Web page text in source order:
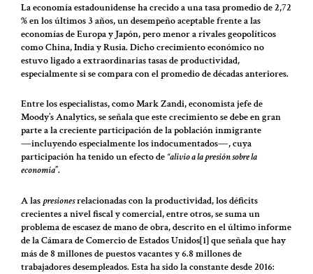
La economía estadounidense ha crecido a una tasa promedio de 2,72
% en los últimos 3 años, un desempeño aceptable frente a las
economías de Europa y Japón, pero menor a rivales geopolíticos
como China, India y Rusia. Dicho crecimiento económico no
estuvo ligado a extraordinarias tasas de productividad,
especialmente si se compara con el promedio de décadas anteriores.
Entre los especialistas, como Mark Zandi, economista jefe de
Moody’s Analytics, se señala que este crecimiento se debe en gran
parte a la creciente participación de la población inmigrante
―incluyendo especialmente los indocumentados―, cuya
participación ha tenido un efecto de “alivio a la presión sobre la
economía”.
A las presionesrelacionadas con la productividad, los déficits
crecientes a nivel fiscal y comercial, entre otros, se suma un
problema de escasez de mano de obra, descrito en el último informe
de la Cámara de Comercio de Estados Unidos[1] que señala que hay
más de 8 millones de puestos vacantes y 6.8 millones de
trabajadores desempleados. Esta ha sido la constante desde 2016: